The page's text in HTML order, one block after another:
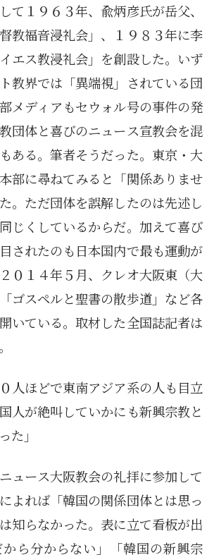
て１９６３年、兪炳彦氏が岳父、
教福音浸礼会」、１９８３年に李
エス教浸礼会」を創設した。いず
教界では「異端視」されている団
メディアもセウォル号の事件の発
団体と喜びのニュース宣教会を混
ある。筆者そうだった。東京・大
部に尋ねてみると「関係ありませ
。ただ団体を誤解したのは先述し
じくしているからだ。加えて喜び
されたのも日本国内で最も運動が
０１４年５月、クレオ大阪東（大
ゴスペルと聖書の散歩道」など各
いている。取材した全国誌記者は
人ほどで東南アジア系の人も目立
人が絶叫していかにも新興宗教と
た」
ュース大阪教会の礼拝に参加して
よれば「韓国の関係団体とは思っ
知らなかった。表に立て看板が出
ら分からない」「韓国の新興宗